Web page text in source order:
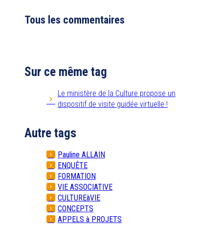
Tous les commentaires
Sur ce même tag
Le ministère de la Culture propose un
dispositif de visite guidée virtuelle !
Autre tags
Pauline ALLAIN
ENQUÊTE
FORMATION
VIE ASSOCIATIVE
CULTUREàVIE
CONCEPTS
APPELS à PROJETS